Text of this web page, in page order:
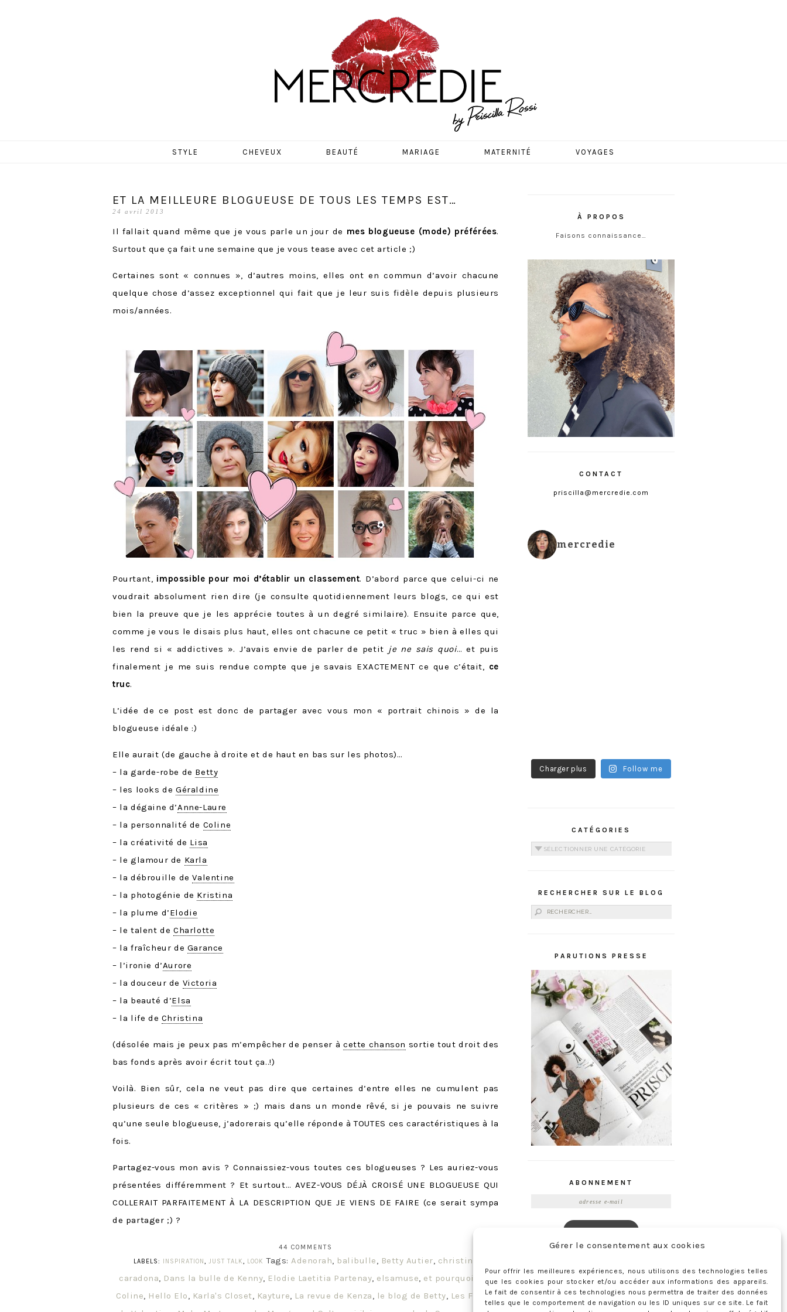
Gérer le consentement aux cookies
Pour offrir les meilleures expériences, nous utilisons des technologies telles
que les cookies pour stocker et/ou accéder aux informations des appareils.
Le fait de consentir à ces technologies nous permettra de traiter des données
telles que le comportement de navigation ou les ID uniques sur ce site. Le fait
MERCREDIE
STYLE CHEVEUX BEAUTÉ MARIAGE MATERNITÉ VOYAGES
ET LA MEILLEURE BLOGUEUSE DE TOUS LES TEMPS EST…
24 avril 2013
Il fallait quand même que je vous parle un jour de mes blogueuse (mode) préférées.
Surtout que ça fait une semaine que je vous tease avec cet article ;)
Certaines sont « connues », d’autres moins, elles ont en commun d’avoir chacune
quelque chose d’assez exceptionnel qui fait que je leur suis fidèle depuis plusieurs
mois/années.
Pourtant, impossible pour moi d’établir un classement. D’abord parce que celui-ci ne
voudrait absolument rien dire (je consulte quotidiennement leurs blogs, ce qui est
bien la preuve que je les apprécie toutes à un degré similaire). Ensuite parce que,
comme je vous le disais plus haut, elles ont chacune ce petit « truc » bien à elles qui
les rend si « addictives ». J’avais envie de parler de petit je ne sais quoi… et puis
finalement je me suis rendue compte que je savais EXACTEMENT ce que c’était, ce
truc.
L’idée de ce post est donc de partager avec vous mon « portrait chinois » de la
blogueuse idéale :)
Elle aurait (de gauche à droite et de haut en bas sur les photos)…
– la garde-robe de Betty
– les looks de Géraldine
– la dégaine d’Anne-Laure
– la personnalité de Coline
– la créativité de Lisa
– le glamour de Karla
– la débrouille deValentine
– la photogénie de Kristina
– la plume d’Elodie
– le talent de Charlotte
– la fraîcheur de Garance
– l’ironie d’Aurore
– la douceur de Victoria
– la beauté d’Elsa
– la life de Christina
(désolée mais je peux pas m’empêcher de penser àcette chanson sortie tout droit des
bas fonds après avoir écrit tout ça..!)
Voilà. Bien sûr, cela ne veut pas dire que certaines d’entre elles ne cumulent pas
plusieurs de ces « critères » ;) mais dans un monde rêvé, si je pouvais ne suivre
qu’une seule blogueuse, j’adorerais qu’elle réponde à TOUTES ces caractéristiques à la
fois.
Partagez-vous mon avis ? Connaissiez-vous toutes ces blogueuses ? Les auriez-vous
présentées différemment ? Et surtout… AVEZ-VOUS DÉJÀ CROISÉ UNE BLOGUEUSE QUI
COLLERAIT PARFAITEMENT À LA DESCRIPTION QUE JE VIENS DE FAIRE (ce serait sympa
de partager ;) ?
44 COMMENTS
LABELS: INSPIRATION, JUST TALK, LOOK Tags: Adenorah, balibulle, Betty Autier, christina
caradona, Dans la bulle de Kenny, Elodie Laetitia Partenay, elsamuse, et pourquoi pas
Coline, Hello Elo, Karla's Closet, Kayture, La revue de Kenza, le blog de Betty, Les Fripes
À PROPOS
Faisons connaissance…
CONTACT
priscilla@mercredie.com
mercredie
Charger plus Follow me
CATÉGORIES
Catégories
RECHERCHER SUR LE BLOG
Rechercher :
PARUTIONS PRESSE
ABONNEMENT
Rejoignez les 398 autres abonnés